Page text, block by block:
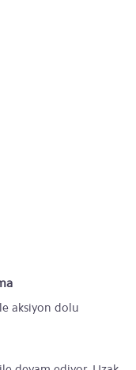
aksiyon dolu